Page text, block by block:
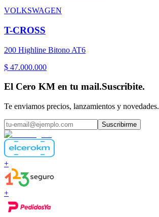
VOLKSWAGEN
T-CROSS
200 Highline Bitono AT6
$ 47.000.000
El Cero KM en tu mail.Suscribite.
Te enviamos precios, lanzamientos y novedades.
Suscribirme
+
+